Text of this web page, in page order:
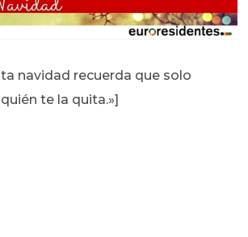
navidad recuerda que solo
te la quita.»]